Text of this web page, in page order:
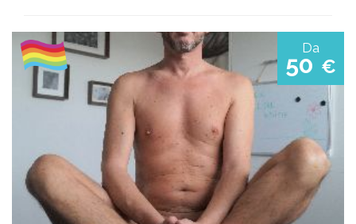
Da
50 €